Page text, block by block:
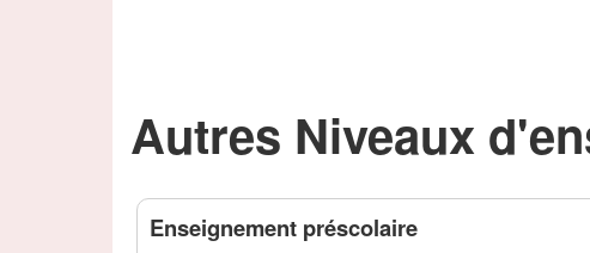
Autres Niveaux
Enseignement préscolaire